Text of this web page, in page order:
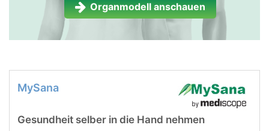
Organmodell anschauen
MySana
Gesundheit selber in die Hand nehmen